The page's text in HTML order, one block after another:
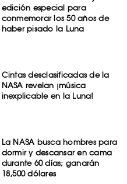
edición especial para
conmemorar los 50 años de
haber pisado la Luna
Cintas desclasificadas de la
NASA revelan ¡música
inexplicable en la Luna!
La NASA busca hombres para
dormir y descansar en cama
durante 60 días; ganarán
18,500 dólares